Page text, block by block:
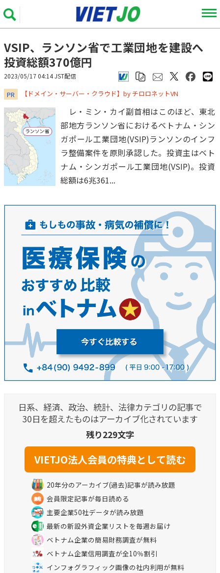
VSIP、ランソン省で工業団地を建設へ
投資総額370億円
2023/05/17 04:14 JST配信
PR ​​​​​​​【ドメイン・サーバー・クラウド】by チロロネットVN
レ・ミン・カイ副首相はこのほど、東北
部地方ランソン省におけるベトナム・シン
ガポール工業団地(VSIP)ランソンのインフ
ラ整備案件を原則承認した。投資主はベト
ナム・シンガポール工業団地(VSIP)。投資
総額は6兆361...
日系、経済、政治、統計、法律カテゴリの記事で
30日を超えたものはアーカイブ化されています
残り229文字
20年分のアーカイブ(過去)記事が読み放題
会員限定記事が毎日読める
主要企業50社データが読み放題
最新の新設外資企業リストを毎週お届け
ベトナム企業の簡易財務調査が無料
ベトナム企業信用調査が全10％割引
インフォグラフィック画像の社内利用が無料